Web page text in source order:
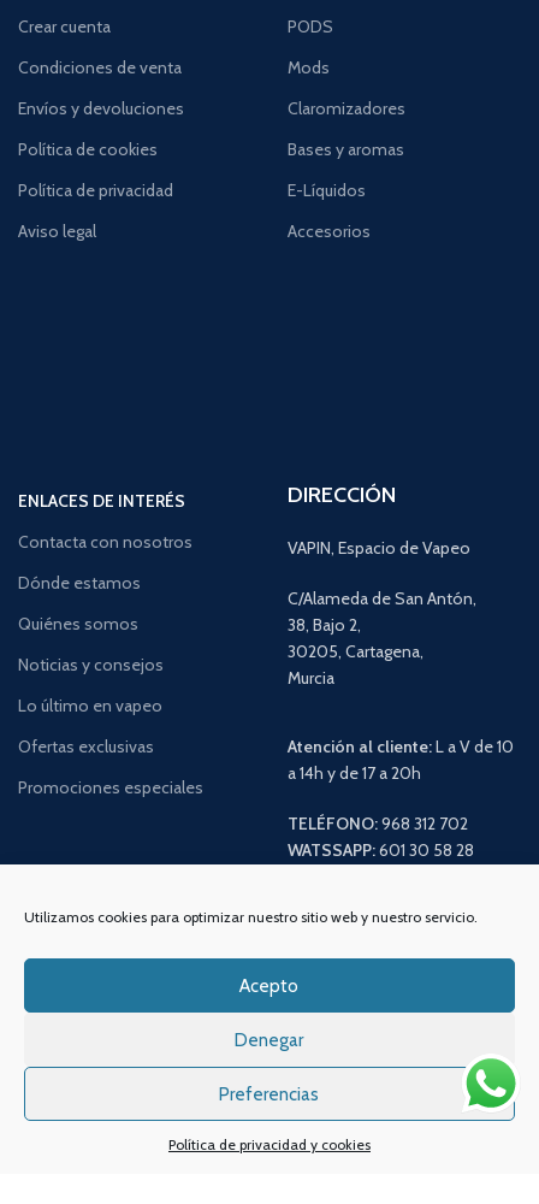
Utilizamos cookies para optimizar nuestro sitio web y nuestro servicio.
Acepto
Denegar
Preferencias
Política de privacidad y cookies
Crear cuenta
Condiciones de venta
Envíos y devoluciones
Política de cookies
Política de privacidad
Aviso legal
PODS
Mods
Claromizadores
Bases y aromas
E-Líquidos
Accesorios
ENLACES DE INTERÉS
Contacta con nosotros
Dónde estamos
Quiénes somos
Noticias y consejos
Lo último en vapeo
Ofertas exclusivas
Promociones especiales
DIRECCIÓN
VAPIN, Espacio de Vapeo
C/Alameda de San Antón,
38, Bajo 2,
30205, Cartagena,
Murcia
Atención al cliente:L a V de 10
a 14h y de 17 a 20h
TELÉFONO:968 312 702
WATSSAPP:601 30 58 28